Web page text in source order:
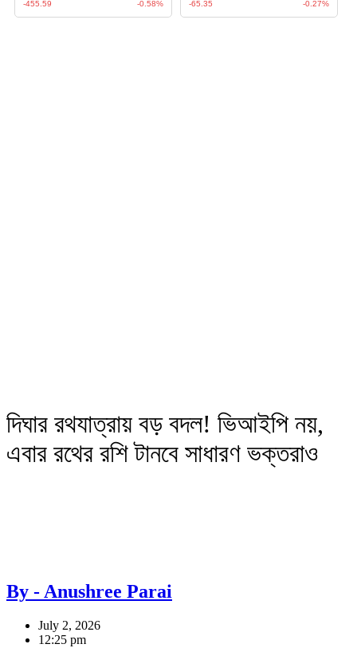
দিঘার রথযাত্রায় বড় বদল! ভিআইপি নয়,
এবার রথের রশি টানবে সাধারণ ভক্তরাও
By - Anushree Parai
July 2, 2026
12:25 pm